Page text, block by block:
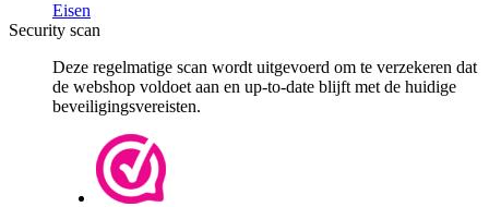
Eisen
Security scan
Deze regelmatige scan wordt uitgevoerd om te verzekeren dat
de webshop voldoet aan en up-to-date blijft met de huidige
beveiligingsvereisten.